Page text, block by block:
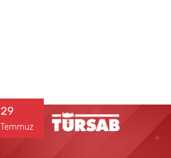
29
Temmuz